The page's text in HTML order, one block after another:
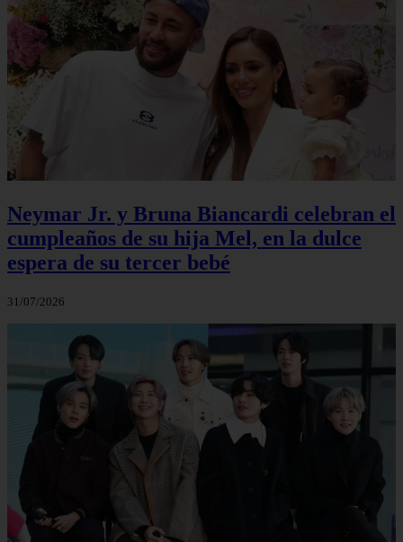
Neymar Jr. y Bruna Biancardi celebran el
cumpleaños de su hija Mel, en la dulce
espera de su tercer bebé
31/07/2026